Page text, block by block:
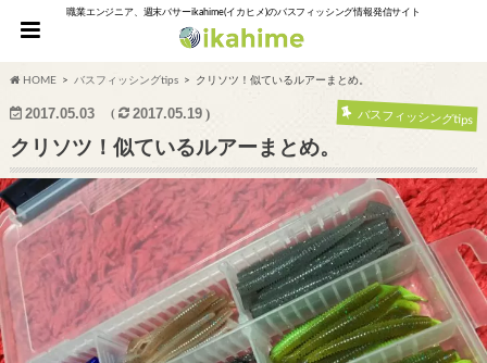
職業エンジニア、週末バサーikahime(イカヒメ)のバスフィッシング情報発信サイト
HOME バスフィッシングtips クリソツ！似ているルアーまとめ。
2017.05.03 2017.05.19 バスフィッシングtips
クリソツ！似ているルアーまとめ。